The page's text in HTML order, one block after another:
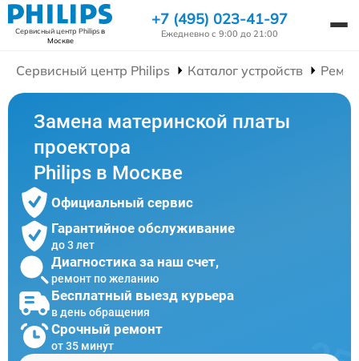
Сервисный центр Philipsв
Москве
+7 (495) 023-41-97
Ежедневно с 9:00 до 21:00
Сервисный центр Philips Каталог устройств
Замена материнской платы
проектора
Philips в Москве
Официальный сервис
Гарантийное обслуживание
до 3 лет
Диагностика за наш счет,
ремонт по желанию
Бесплатный выезд курьера
в день обращения
Срочный ремонт
от 35 минут